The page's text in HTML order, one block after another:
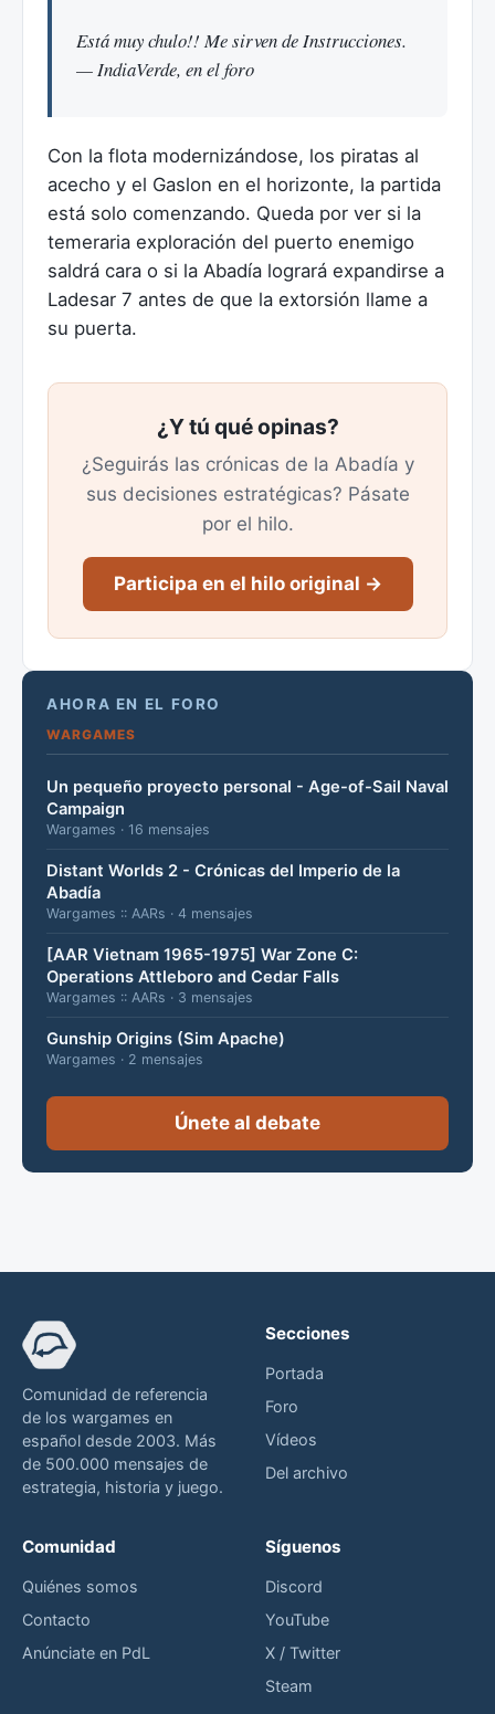
Está muy chulo!! Me sirven de Instrucciones.
— IndiaVerde, en el foro
Con la flota modernizándose, los piratas al
acecho y el Gaslon en el horizonte, la partida
está solo comenzando. Queda por ver si la
temeraria exploración del puerto enemigo
saldrá cara o si la Abadía logrará expandirse a
Ladesar 7 antes de que la extorsión llame a
su puerta.
¿Y tú qué opinas?
¿Seguirás las crónicas de la Abadía y
sus decisiones estratégicas? Pásate
por el hilo.
Participa en el hilo original →
AHORA EN EL FORO
WARGAMES
Un pequeño proyecto personal - Age-of-Sail Naval
Campaign
Wargames · 16 mensajes
Distant Worlds 2 - Crónicas del Imperio de la
Abadía
Wargames :: AARs · 4 mensajes
[AAR Vietnam 1965-1975] War Zone C:
Operations Attleboro and Cedar Falls
Wargames :: AARs · 3 mensajes
Gunship Origins (Sim Apache)
Wargames · 2 mensajes
Únete al debate
Comunidad de referencia
de los wargames en
español desde 2003. Más
de 500.000 mensajes de
estrategia, historia y juego.
Secciones
Portada
Foro
Vídeos
Del archivo
Comunidad
Quiénes somos
Contacto
Anúnciate en PdL
Síguenos
Discord
YouTube
X / Twitter
Steam